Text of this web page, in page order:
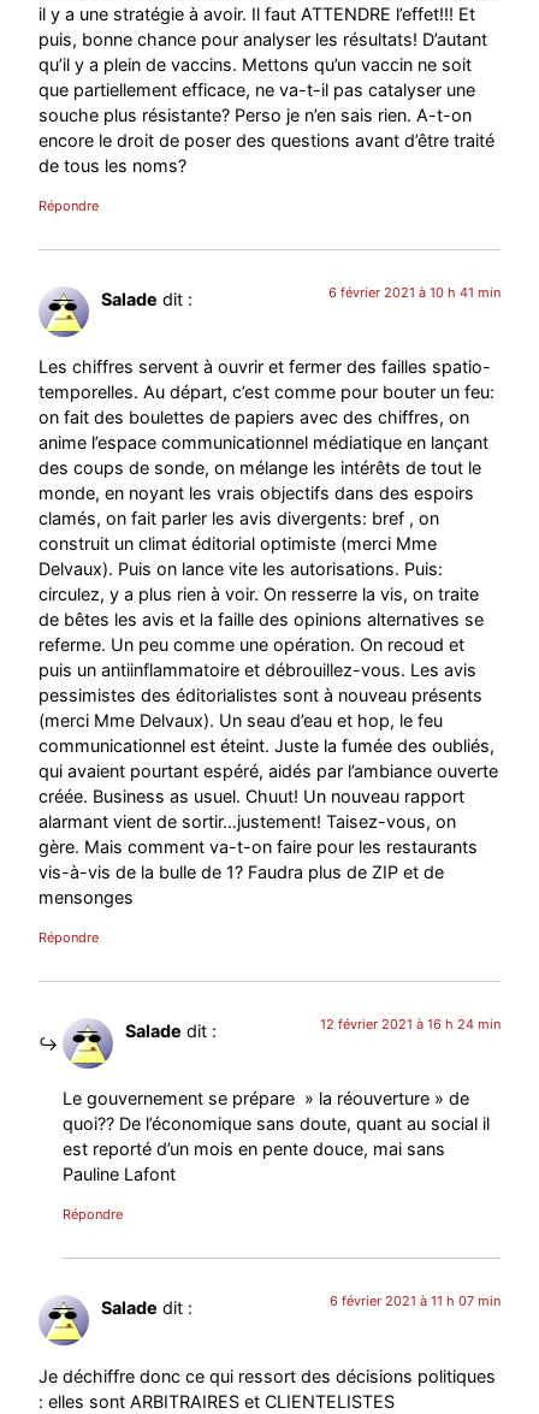
il y a une stratégie à avoir. Il faut ATTENDRE l’effet!!! Et
puis, bonne chance pour analyser les résultats! D’autant
qu’il y a plein de vaccins. Mettons qu’un vaccin ne soit
que partiellement efficace, ne va-t-il pas catalyser une
souche plus résistante? Perso je n’en sais rien. A-t-on
encore le droit de poser des questions avant d’être traité
de tous les noms?
Répondre
Salade dit : 6 février 2021 à 10 h 41 min
Les chiffres servent à ouvrir et fermer des failles spatio-
temporelles. Au départ, c’est comme pour bouter un feu:
on fait des boulettes de papiers avec des chiffres, on
anime l’espace communicationnel médiatique en lançant
des coups de sonde, on mélange les intérêts de tout le
monde, en noyant les vrais objectifs dans des espoirs
clamés, on fait parler les avis divergents: bref , on
construit un climat éditorial optimiste (merci Mme
Delvaux). Puis on lance vite les autorisations. Puis:
circulez, y a plus rien à voir. On resserre la vis, on traite
de bêtes les avis et la faille des opinions alternatives se
referme. Un peu comme une opération. On recoud et
puis un antiinflammatoire et débrouillez-vous. Les avis
pessimistes des éditorialistes sont à nouveau présents
(merci Mme Delvaux). Un seau d’eau et hop, le feu
communicationnel est éteint. Juste la fumée des oubliés,
qui avaient pourtant espéré, aidés par l’ambiance ouverte
créée. Business as usuel. Chuut! Un nouveau rapport
alarmant vient de sortir…justement! Taisez-vous, on
gère. Mais comment va-t-on faire pour les restaurants
vis-à-vis de la bulle de 1? Faudra plus de ZIP et de
mensonges
Répondre
Salade dit : 12 février 2021 à 16 h 24 min
Le gouvernement se prépare » la réouverture » de
quoi?? De l’économique sans doute, quant au social il
est reporté d’un mois en pente douce, mai sans
Pauline Lafont
Répondre
Salade dit : 6 février 2021 à 11 h 07 min
Je déchiffre donc ce qui ressort des décisions politiques
: elles sont ARBITRAIRES et CLIENTELISTES